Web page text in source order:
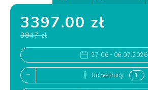
3397.00 zł
3847 zł
27.06 - 06.07.2026
Uczestnicy